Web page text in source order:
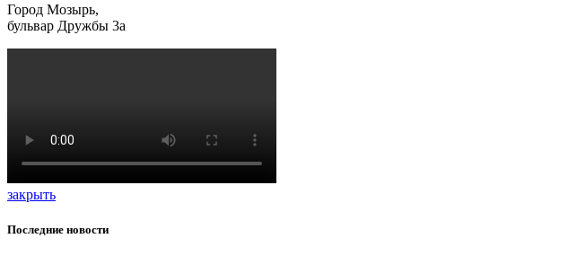
Город Мозырь,
бульвар Дружбы 3а
закрыть
Последние новости